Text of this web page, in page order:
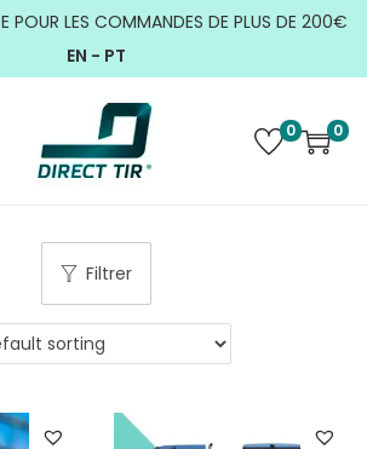
POUR LES COMMANDES DE PLUS DE 200€
EN - PT
0 0
Filtrer